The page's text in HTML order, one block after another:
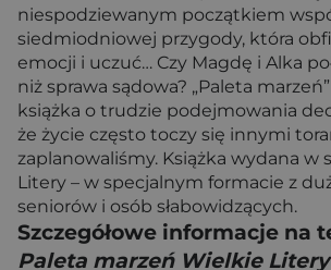
niespodziewanym początkiem
siedmiodniowej przygody, która
emocji i uczuć… Czy Magdę i Alka
niż sprawa sądowa? „Paleta
książka o trudzie podejmowania
że życie często toczy się innymi
zaplanowaliśmy. Książka wydana w
Litery – w specjalnym formacie z
seniorów i osób słabowidzących.
Szczegółowe informacje na
Paleta marzeń Wielkie Litery